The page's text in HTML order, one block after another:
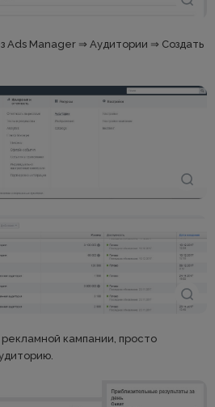
Ads Manager ⇒ Аудитории ⇒ Создать
кампании, просто